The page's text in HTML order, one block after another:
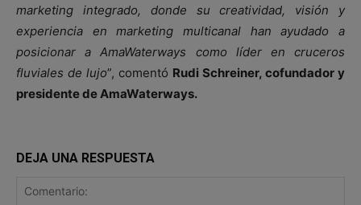
marketing integrado, donde su creatividad, visión y
experiencia en marketing multicanal han ayudado a
posicionar a AmaWaterways como líder en cruceros
fluviales de lujo”, comentó Rudi Schreiner, cofundador y
presidente de AmaWaterways.
DEJA UNA RESPUESTA